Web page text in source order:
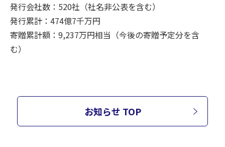
発行会社数：520社（社名非公表を含む）
発行累計：474億7千万円
寄贈累計額：9,237万円相当（今後の寄贈予定分を含
む）
お知らせ TOP